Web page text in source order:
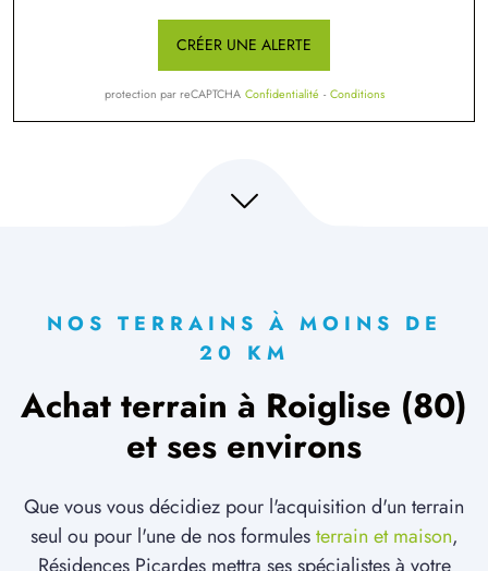
CRÉER UNE ALERTE
protection par reCAPTCHA Confidentialité - Conditions
NOS TERRAINS À MOINS DE
20 KM
Achat terrain à Roiglise (80)
et ses environs
Que vous vous décidiez pour l'acquisition d'un terrain
seul ou pour l'une de nos formulesterrain et maison,